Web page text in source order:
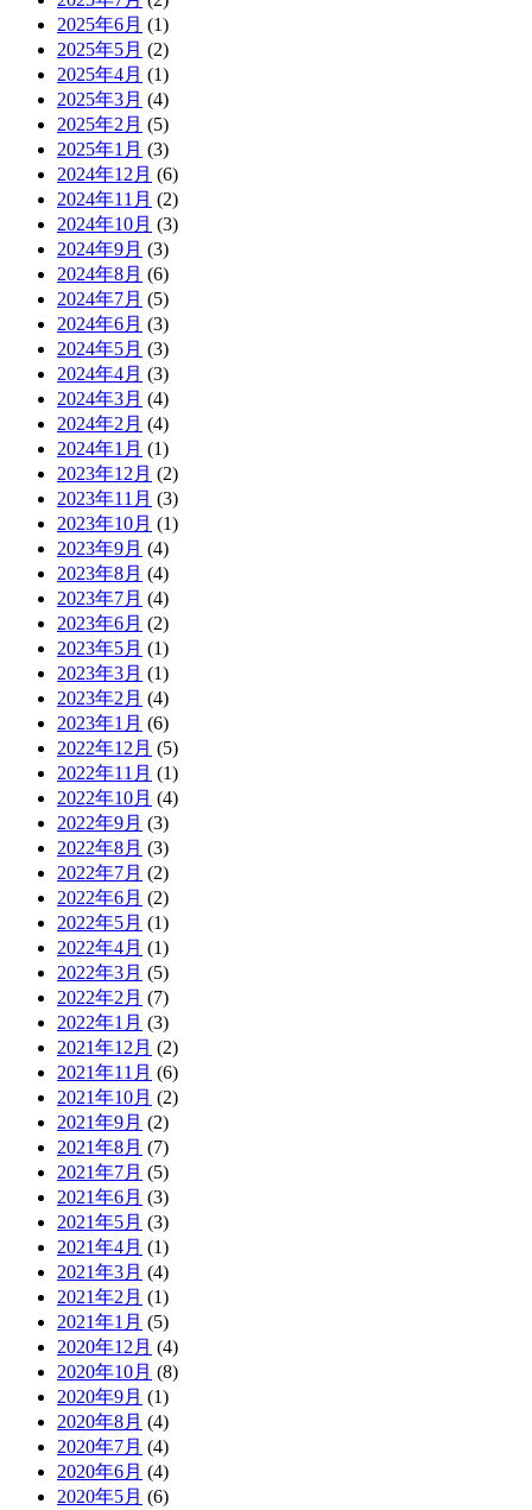
2025年6月 (1)
2025年5月 (2)
2025年4月 (1)
2025年3月 (4)
2025年2月 (5)
2025年1月 (3)
2024年12月 (6)
2024年11月 (2)
2024年10月 (3)
2024年9月 (3)
2024年8月 (6)
2024年7月 (5)
2024年6月 (3)
2024年5月 (3)
2024年4月 (3)
2024年3月 (4)
2024年2月 (4)
2024年1月 (1)
2023年12月 (2)
2023年11月 (3)
2023年10月 (1)
2023年9月 (4)
2023年8月 (4)
2023年7月 (4)
2023年6月 (2)
2023年5月 (1)
2023年3月 (1)
2023年2月 (4)
2023年1月 (6)
2022年12月 (5)
2022年11月 (1)
2022年10月 (4)
2022年9月 (3)
2022年8月 (3)
2022年7月 (2)
2022年6月 (2)
2022年5月 (1)
2022年4月 (1)
2022年3月 (5)
2022年2月 (7)
2022年1月 (3)
2021年12月 (2)
2021年11月 (6)
2021年10月 (2)
2021年9月 (2)
2021年8月 (7)
2021年7月 (5)
2021年6月 (3)
2021年5月 (3)
2021年4月 (1)
2021年3月 (4)
2021年2月 (1)
2021年1月 (5)
2020年12月 (4)
2020年10月 (8)
2020年9月 (1)
2020年8月 (4)
2020年7月 (4)
2020年6月 (4)
2020年5月 (6)